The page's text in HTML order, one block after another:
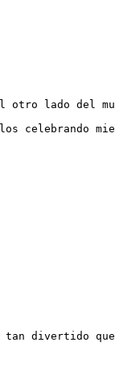
otro lado del
celebrando
divertido